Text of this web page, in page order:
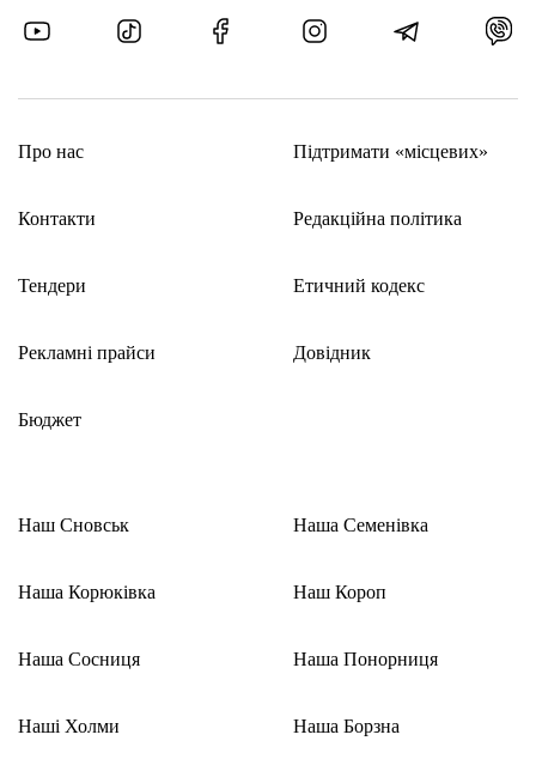
Про нас
Контакти
Тендери
Рекламні прайси
Бюджет
Підтримати «місцевих»
Редакційна політика
Етичний кодекс
Довідник
Наш Сновськ
Наша Корюківка
Наша Сосниця
Наші Холми
Наша Семенівка
Наш Короп
Наша Понорниця
Наша Борзна